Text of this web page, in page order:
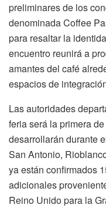
preliminares de los
denominada Coffee
para resaltar la
encuentro reunirá a
amantes del café
espacios de
Las autoridades
feria será la primera
desarrollarán durante
San Antonio,
ya están confirmados
adicionales
Reino Unido para la